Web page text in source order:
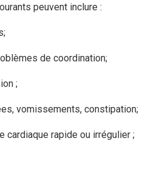
peuvent inclure :
de coordination;
;
vomissements, constipation;
cardiaque rapide ou irrégulier ;